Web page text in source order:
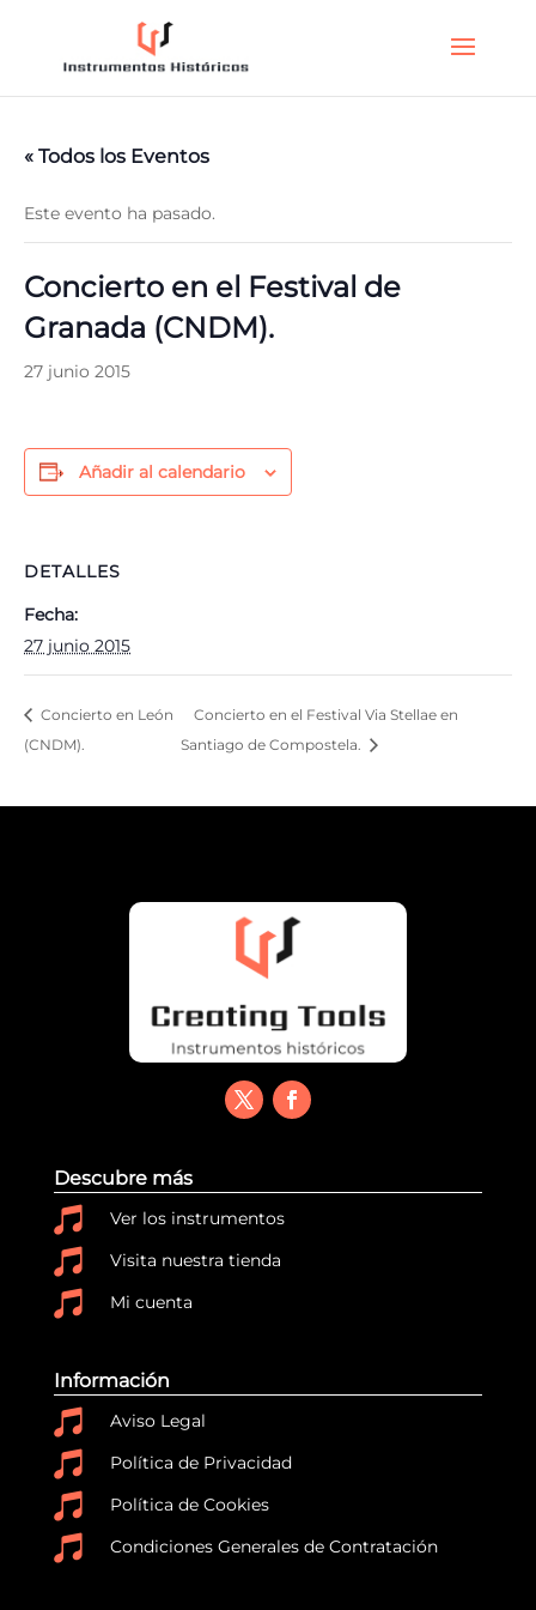
« Todos los Eventos
Este evento ha pasado.
Concierto en el Festival de
Granada (CNDM).
27 junio 2015
Añadir al calendario
DETALLES
Fecha:
27 junio 2015
Concierto en León
(CNDM).
Concierto en el Festival Via Stellae en
Santiago de Compostela.
Descubre más
 Ver los instrumentos
 Visita nuestra tienda
 Mi cuenta
Información
 Aviso Legal
 Política de Privacidad
 Política de Cookies
 Condiciones Generales de Contratación